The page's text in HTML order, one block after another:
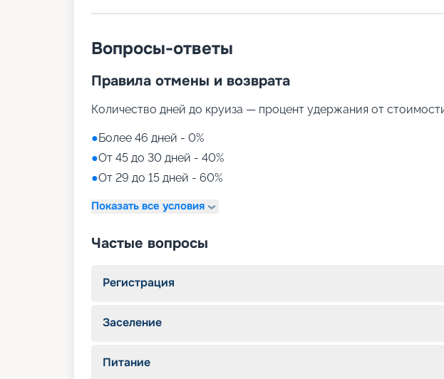
Вопросы-ответы
Правила отмены и возврата
Количество дней до круиза — процент удержания от
●Более 46 дней - 0%
●От 45 до 30 дней - 40%
●От 29 до 15 дней - 60%
Показать все условия
Частые вопросы
Регистрация
Заселение
Питание